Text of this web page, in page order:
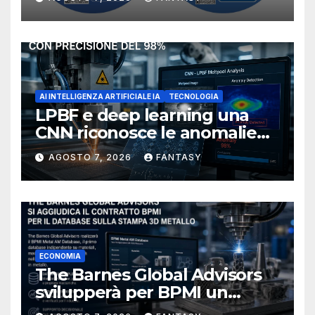
NIOSH
AI INTELLIGENZA ARTIFICIALE IA TECNOLOGIA
LPBF e deep learning una
CNN riconosce le anomalie
del bagno di fusione
AGOSTO 7, 2026 FANTASY
ECONOMIA
The Barnes Global Advisors
svilupperà per BPMI un
database per la stampa 3D